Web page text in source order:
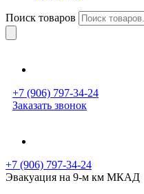
Поиск товаров
+7 (906) 797-34-24
Заказать звонок
+7 (906) 797-34-24
Эвакуация на 9-м км МКАД